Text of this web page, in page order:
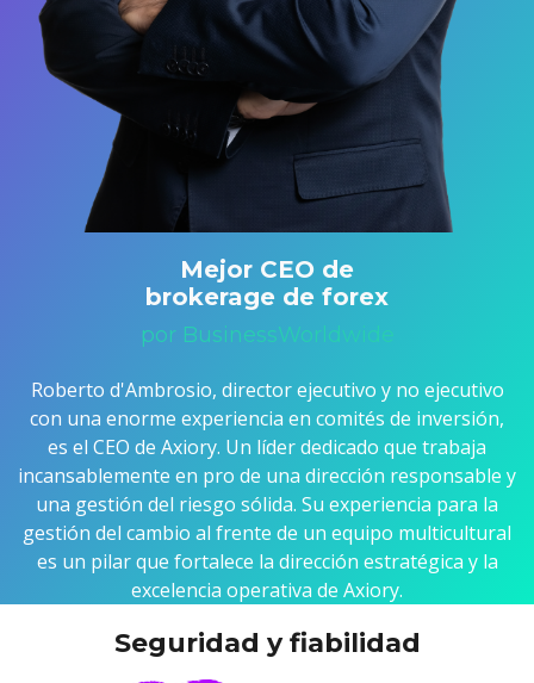
Mejor CEO de
brokerage de forex
por BusinessWorldwide
Roberto d'Ambrosio, director ejecutivo y no ejecutivo
con una enorme experiencia en comités de inversión,
es el CEO de Axiory. Un líder dedicado que trabaja
incansablemente en pro de una dirección responsable y
una gestión del riesgo sólida. Su experiencia para la
gestión del cambio al frente de un equipo multicultural
es un pilar que fortalece la dirección estratégica y la
excelencia operativa de Axiory.
Seguridad y fiabilidad